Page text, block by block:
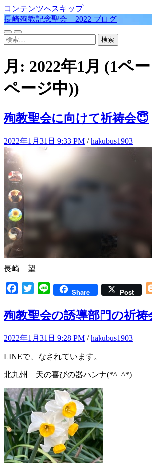
コンテンツへスキップ
長崎殉教記念聖会 2022 ブログ
モ
バ
ル
メ
ュ
切
り
え
る
検
索
ー
ド
り
替
る
検
月: 2022年1月 (1ペ
ページ中))
殉教聖会に向けて祈祷会😇
2022年1月31日 9:33 PM /hakubus1903
長崎 望
Facebook
TwitterLine Share Post
殉教聖会の誘導部門の祈祷
2022年1月31日 9:28 PM /hakubus1903
LINEで、なされています。
北九州 天の喜びの器ハンナ(*^_^*)